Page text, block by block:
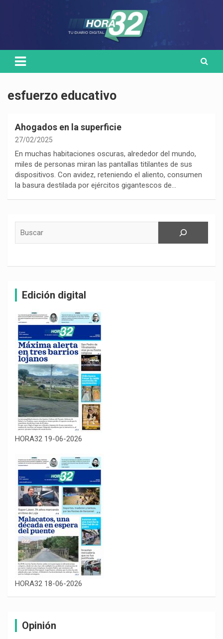
esfuerzo educativo
Ahogados en la superficie
27/02/2025
En muchas habitaciones oscuras, alrededor del mundo,
miles de personas miran las pantallas titilantes de sus
dispositivos. Con avidez, reteniendo el aliento, consumen
la basura destilada por ejércitos gigantescos de…
Edición digital
HORA32 19-06-2026
HORA32 18-06-2026
Opinión